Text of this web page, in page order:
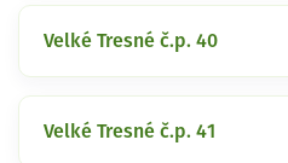
Velké Tresné č.p. 40
Velké Tresné č.p. 41